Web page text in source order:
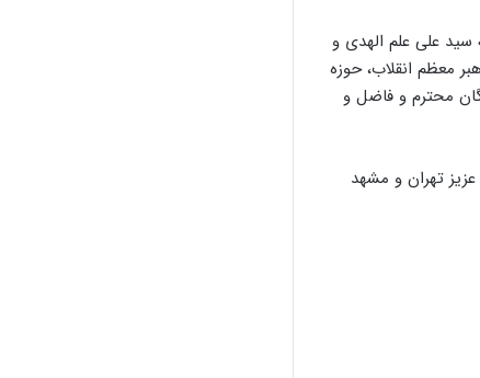
سید علی علم‌ الهدی و
معظم انقلاب، حوزه
محترم و فاضل و
تهران و مشهد